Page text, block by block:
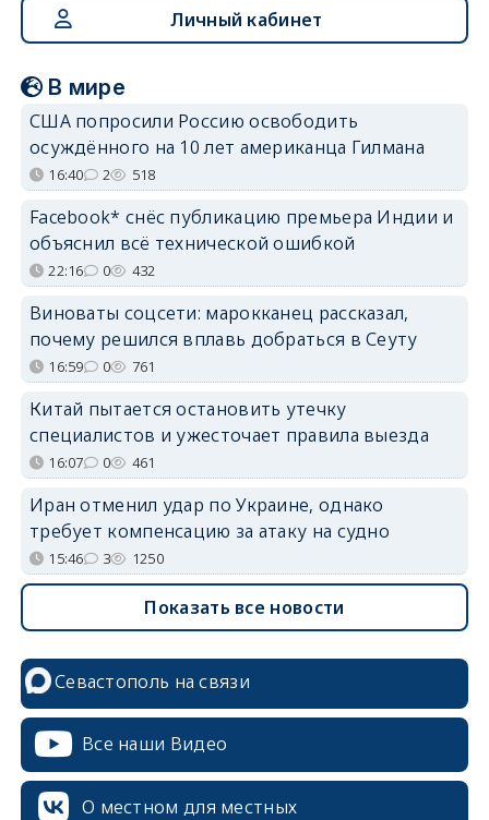
Личный кабинет
В мире
США попросили Россию освободить
осуждённого на 10 лет американца Гилмана
16:40 2 518
Facebook* снёс публикацию премьера Индии и
объяснил всё технической ошибкой
22:16 0 432
Виноваты соцсети: марокканец рассказал,
почему решился вплавь добраться в Сеуту
16:59 0 761
Китай пытается остановить утечку
специалистов и ужесточает правила выезда
16:07 0 461
Иран отменил удар по Украине, однако
требует компенсацию за атаку на судно
15:46 3 1250
Показать все новости
Севастополь на связи
Все наши Видео
О местном для местных